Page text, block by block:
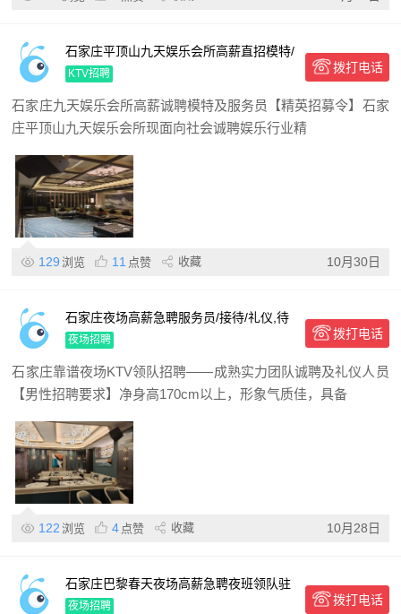
石家庄平顶山九天娱乐会所高薪直招模特/
礼仪接待,日结兼职全职可选,无押金店内
直聘
KTV招聘 拨打电话
石家庄九天娱乐会所高薪诚聘模特及服务员【精英招募令】石家
庄平顶山九天娱乐会所现面向社会诚聘娱乐行业精
129 浏览 11 点赞 收藏 10月30日
石家庄夜场高薪急聘服务员/接待/礼仪,待
遇优厚报销机票,壹公馆KTV酒店夜班火热
招募中
夜场招聘 拨打电话
石家庄靠谱夜场KTV领队招聘——成熟实力团队诚聘及礼仪人员
【男性招聘要求】净身高170cm以上，形象气质佳，具备
122 浏览 4 点赞 收藏 10月28日
石家庄巴黎春天夜场高薪急聘夜班领队驻
场直招,无押金高提成,福利优厚速来
夜场招聘 拨打电话